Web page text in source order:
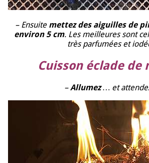
– Ensuite mettez des aiguilles de
environ 5 cm. Les meilleures sont
très parfumées et
Cuisson éclade de
–Allumez… et